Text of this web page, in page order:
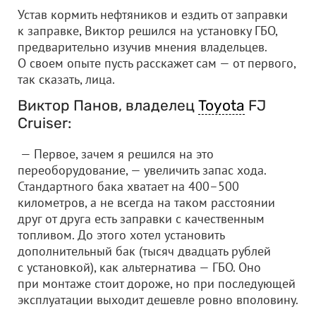
Устав кормить нефтяников и ездить от заправки
к заправке, Виктор решился на установку ГБО,
предварительно изучив мнения владельцев.
О своем опыте пусть расскажет сам — от первого,
так сказать, лица.
Виктор Панов, владелец Toyota FJ
Cruiser:
— Первое, зачем я решился на это
переоборудование, — увеличить запас хода.
Стандартного бака хватает на 400–500
километров, а не всегда на таком расстоянии
друг от друга есть заправки с качественным
топливом. До этого хотел установить
дополнительный бак (тысяч двадцать рублей
с установкой), как альтернатива — ГБО. Оно
при монтаже стоит дороже, но при последующей
эксплуатации выходит дешевле ровно вполовину.